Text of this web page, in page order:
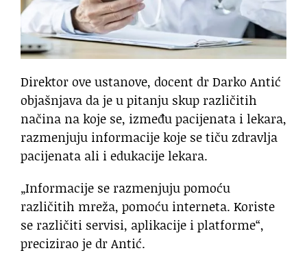
Direktor ove ustanove, docent dr Darko Antić
objašnjava da je u pitanju skup različitih
načina na koje se, između pacijenata i lekara,
razmenjuju informacije koje se tiču zdravlja
pacijenata ali i edukacije lekara.
„Informacije se razmenjuju pomoću
različitih mreža, pomoću interneta. Koriste
se različiti servisi, aplikacije i platforme“,
precizirao je dr Antić.